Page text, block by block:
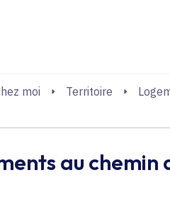
moi Territoire
au chemin